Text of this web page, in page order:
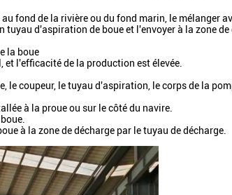
fond de la rivière ou du fond marin, le mélanger
d'aspiration de boue et l'envoyer à la zone de
la boue
et l'efficacité de la production est élevée.
coupeur, le tuyau d'aspiration, le corps de la
à la proue ou sur le côté du navire.
à la zone de décharge par le tuyau de décharge.